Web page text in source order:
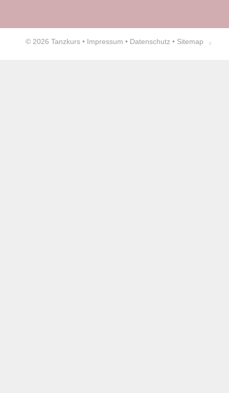
© 2026 Tanzkurs • Impressum • Datenschutz • Sitemap